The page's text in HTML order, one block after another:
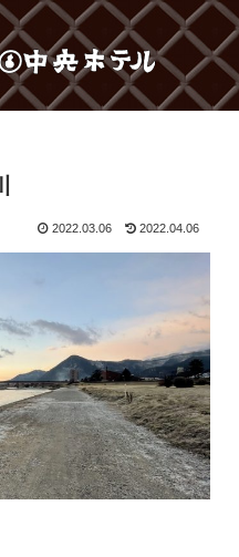
2022.03.06 2022.04.06